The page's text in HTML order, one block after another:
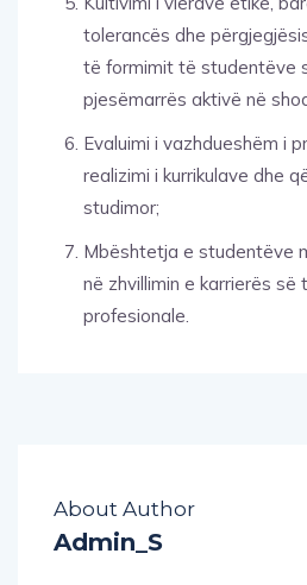
tolerancës dhe
të formimit të studentëve
pjesëmarrës aktivë në
Evaluimi i vazhdueshëm i
realizimi i kurrikulave dhe
studimor;
Mbështetja e studentëve
në zhvillimin e karrierës së
profesionale.
About Author
Admin_S